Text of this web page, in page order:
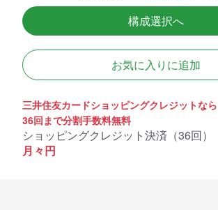
構成選択へ
お気に入りに追加
三井住友カードショッピングクレジットなら
36回まで分割手数料無料
ショッピングクレジット決済（36回）
月々円